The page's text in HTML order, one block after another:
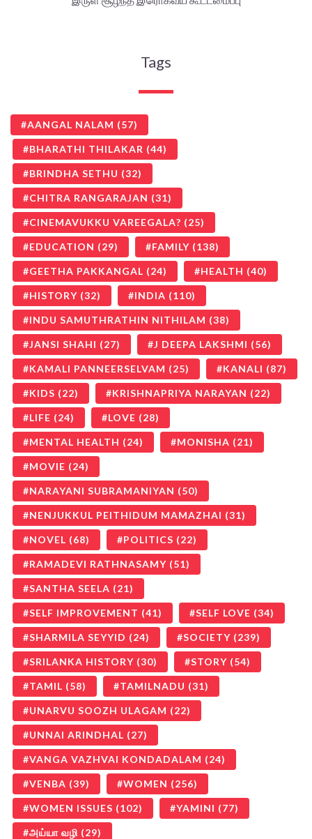
Tags
AANGAL NALAM (57)
BHARATHI THILAKAR (44)
BRINDHA SETHU (32)
CHITRA RANGARAJAN (31)
CINEMAVUKKU VAREEGALA? (25)
EDUCATION (29) FAMILY (138)
GEETHA PAKKANGAL (24) HEALTH (40)
HISTORY (32) INDIA (110)
INDU SAMUTHRATHIN NITHILAM (38)
JANSI SHAHI (27) J DEEPA LAKSHMI (56)
KAMALI PANNEERSELVAM (25) KANALI (87)
KIDS (22) KRISHNAPRIYA NARAYAN (22)
LIFE (24) LOVE (28)
MENTAL HEALTH (24) MONISHA (21)
MOVIE (24)
NARAYANI SUBRAMANIYAN (50)
NENJUKKUL PEITHIDUM MAMAZHAI (31)
NOVEL (68) POLITICS (22)
RAMADEVI RATHNASAMY (51)
SANTHA SEELA (21)
SELF IMPROVEMENT (41) SELF LOVE (34)
SHARMILA SEYYID (24) SOCIETY (239)
SRILANKA HISTORY (30) STORY (54)
TAMIL (58) TAMILNADU (31)
UNARVU SOOZH ULAGAM (22)
UNNAI ARINDHAL (27)
VANGA VAZHVAI KONDADALAM (24)
VENBA (39) WOMEN (256)
WOMEN ISSUES (102) YAMINI (77)
அய்யா வழி (29)